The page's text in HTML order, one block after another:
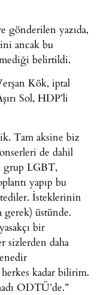
gönderilen yazıda,
ancak bu
belirtildi.
Kök, iptal
Sol, HDP’li
Tam aksine biz
de dahil
grup LGBT,
yapıp bu
İsteklerinin
üstünde.
bir
sizlerden daha
kadar bilirim.
ODTÜ’de.”